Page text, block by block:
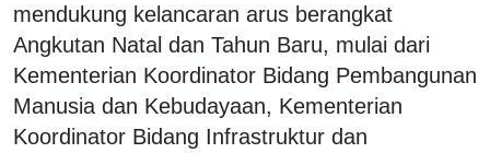
mendukung kelancaran arus berangkat
Angkutan Natal dan Tahun Baru, mulai dari
Kementerian Koordinator Bidang Pembangunan
Manusia dan Kebudayaan, Kementerian
Koordinator Bidang Infrastruktur dan